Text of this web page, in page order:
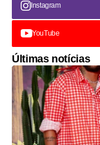
Instagram
YouTube
Últimas notícias